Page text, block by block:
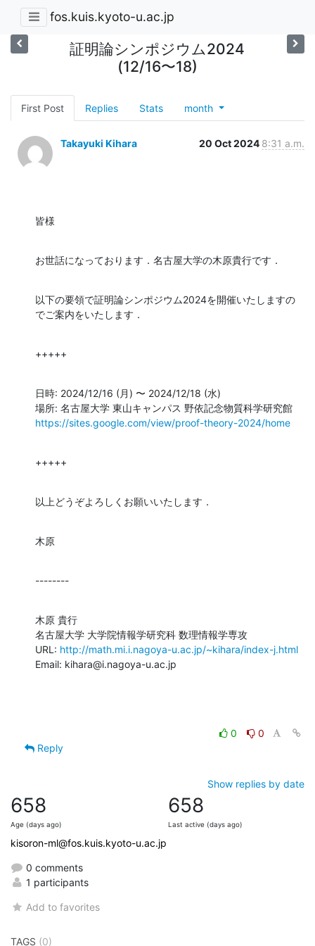
fos.kuis.kyoto-u.ac.jp
証明論シンポジウム2024
(12/16〜18)
First Post Replies Stats month
Takayuki Kihara 20 Oct 2024 8:31 a.m.
皆様
お世話になっております．名古屋大学の木原貴行です．
以下の要領で証明論シンポジウム2024を開催いたしますの
でご案内をいたします．
+++++
日時: 2024/12/16 (月) 〜 2024/12/18 (水)
https://sites.google.com/view/proof-theory-2024/home
+++++
以上どうぞよろしくお願いいたします．
木原
--------
木原 貴行
名古屋大学 大学院情報学研究科 数理情報学専攻
URL: http://math.mi.i.nagoya-u.ac.jp/~kihara/index-j.html
Email: kihara@i.nagoya-u.ac.jp
0
0
Reply
Show replies by date
658
Age (days ago)
658
Last active (days ago)
kisoron-ml@fos.kuis.kyoto-u.ac.jp
0 comments
1 participants
Add to favorites
TAGS (0)